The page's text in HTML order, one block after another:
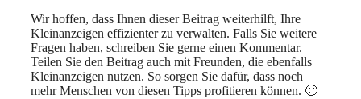
Wir hoffen, dass Ihnen dieser Beitrag weiterhilft, Ihre
Kleinanzeigen effizienter zu verwalten. Falls Sie weitere
Fragen haben, schreiben Sie gerne einen Kommentar.
Teilen Sie den Beitrag auch mit Freunden, die ebenfalls
Kleinanzeigen nutzen. So sorgen Sie dafür, dass noch
mehr Menschen von diesen Tipps profitieren können. 🙂